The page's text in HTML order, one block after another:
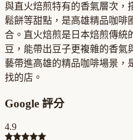
與直火焙煎特有的香氣層次，
鬆餅等甜點，是高雄精品咖啡
合。直火焙煎是日本焙煎傳
豆，能帶出豆子更複雜的香
藝帶進高雄的精品咖啡場景，
找的店。
Google 評分
4.9